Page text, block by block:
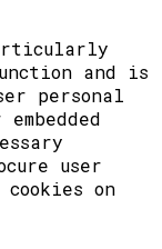
and is
personal
user
on